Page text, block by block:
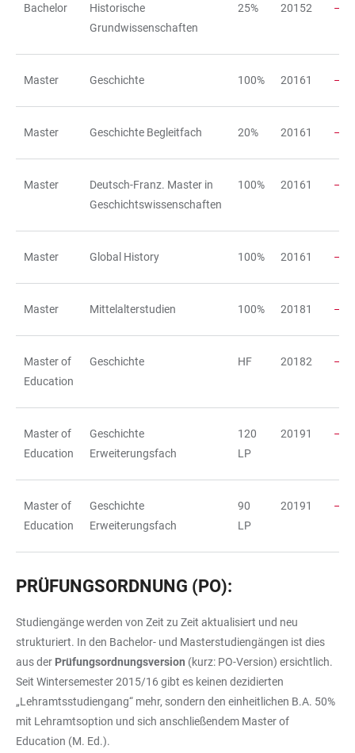
Bachelor
Historische
Grundwissenschaften
25% 20152
Master Geschichte 100% 20161
Master Geschichte Begleitfach 20% 20161
Master
Deutsch-Franz. Master in
Geschichtswissenschaften
100% 20161
Master Global History 100% 20161
Master Mittelalterstudien 100% 20181
Master of
Education
Geschichte HF 20182
Master of
Education
Geschichte
Erweiterungsfach
120
LP
20191
Master of
Education
Geschichte
Erweiterungsfach
90
LP
20191
PRÜFUNGSORDNUNG (PO):
Studiengänge werden von Zeit zu Zeit aktualisiert und neu
strukturiert. In den Bachelor- und Masterstudiengängen ist dies
aus der Prüfungsordnungsversion (kurz: PO-Version) ersichtlich.
Seit Wintersemester 2015/16 gibt es keinen dezidierten
„Lehramtsstudiengang“ mehr, sondern den einheitlichen B.A. 50%
mit Lehramtsoption und sich anschließendem Master of
Education (M. Ed.).